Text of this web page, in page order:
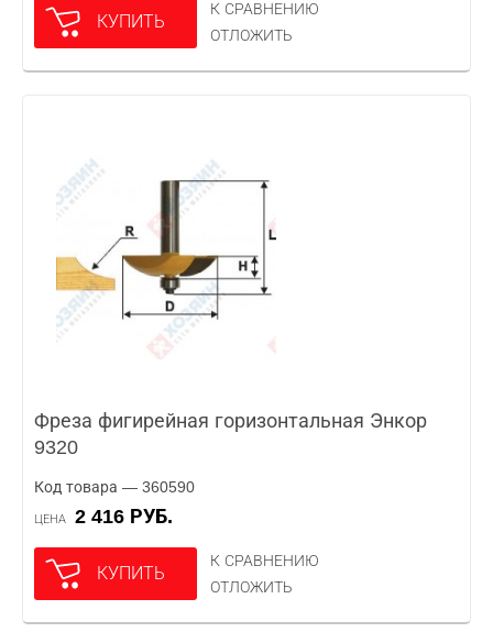
КУПИТЬ
К СРАВНЕНИЮ
ОТЛОЖИТЬ
Фреза фигирейная горизонтальная Энкор
9320
Код товара — 360590
ЦЕНА 2 416 РУБ.
КУПИТЬ
К СРАВНЕНИЮ
ОТЛОЖИТЬ